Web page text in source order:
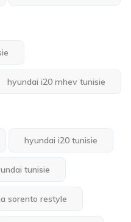
hyundai i20 mhev tunisie
hyundai i20 tunisie
tunisie
sorento restyle